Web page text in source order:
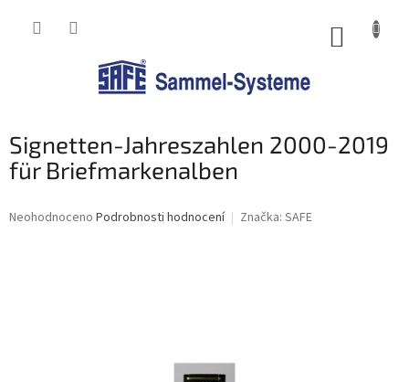
Signetten-Jahreszahlen 2000-2019
für Briefmarkenalben
Průměrné
Neohodnoceno Podrobnosti hodnocení Značka: SAFE